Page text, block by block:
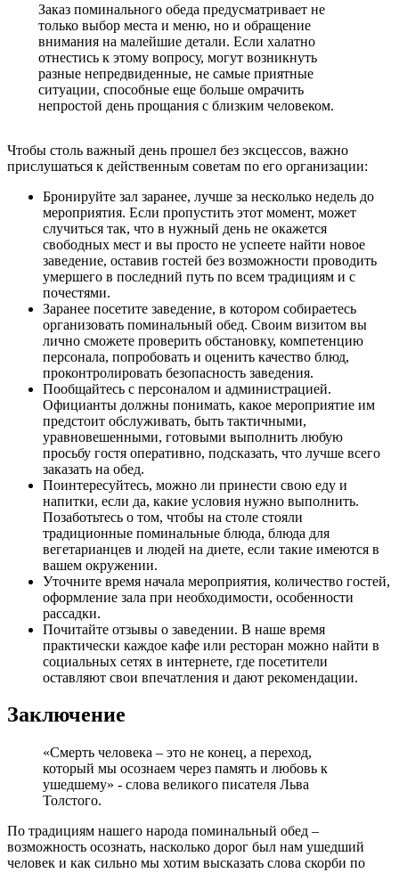
Заказ поминального обеда предусматривает не
только выбор места и меню, но и обращение
внимания на малейшие детали. Если халатно
отнестись к этому вопросу, могут возникнуть
разные непредвиденные, не самые приятные
ситуации, способные еще больше омрачить
непростой день прощания с близким человеком.
Чтобы столь важный день прошел без эксцессов, важно
прислушаться к действенным советам по его организации:
Бронируйте зал заранее, лучше за несколько недель до
мероприятия. Если пропустить этот момент, может
случиться так, что в нужный день не окажется
свободных мест и вы просто не успеете найти новое
заведение, оставив гостей без возможности проводить
умершего в последний путь по всем традициям и с
почестями.
Заранее посетите заведение, в котором собираетесь
организовать поминальный обед. Своим визитом вы
лично сможете проверить обстановку, компетенцию
персонала, попробовать и оценить качество блюд,
проконтролировать безопасность заведения.
Пообщайтесь с персоналом и администрацией.
Официанты должны понимать, какое мероприятие им
предстоит обслуживать, быть тактичными,
уравновешенными, готовыми выполнить любую
просьбу гостя оперативно, подсказать, что лучше всего
заказать на обед.
Поинтересуйтесь, можно ли принести свою еду и
напитки, если да, какие условия нужно выполнить.
Позаботьтесь о том, чтобы на столе стояли
традиционные поминальные блюда, блюда для
вегетарианцев и людей на диете, если такие имеются в
вашем окружении.
Уточните время начала мероприятия, количество гостей,
оформление зала при необходимости, особенности
рассадки.
Почитайте отзывы о заведении. В наше время
практически каждое кафе или ресторан можно найти в
социальных сетях в интернете, где посетители
оставляют свои впечатления и дают рекомендации.
Заключение
«Смерть человека – это не конец, а переход,
который мы осознаем через память и любовь к
ушедшему» - слова великого писателя Льва
Толстого.
По традициям нашего народа поминальный обед –
возможность осознать, насколько дорог был нам ушедший
человек и как сильно мы хотим высказать слова скорби по